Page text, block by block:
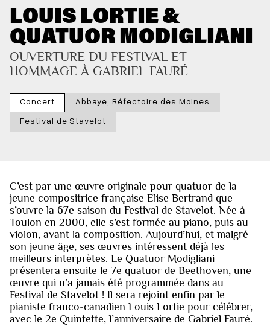
LOUIS LORTIE &
QUATUOR MODIGLIANI
OUVERTURE DU FESTIVAL ET
HOMMAGE À GABRIEL FAURÉ
Concert
Abbaye, Réfectoire des Moines
Festival de Stavelot
C’est par une œuvre originale pour quatuor de la
jeune compositrice française Elise Bertrand que
s’ouvre la 67e saison du Festival de Stavelot. Née à
Toulon en 2000, elle s’est formée au piano, puis au
violon, avant la composition. Aujourd’hui, et malgré
son jeune âge, ses œuvres intéressent déjà les
meilleurs interprètes. Le Quatuor Modigliani
présentera ensuite le 7e quatuor de Beethoven, une
œuvre qui n’a jamais été programmée dans au
Festival de Stavelot ! Il sera rejoint enfin par le
pianiste franco-canadien Louis Lortie pour célébrer,
avec le 2e Quintette, l’anniversaire de Gabriel Fauré.